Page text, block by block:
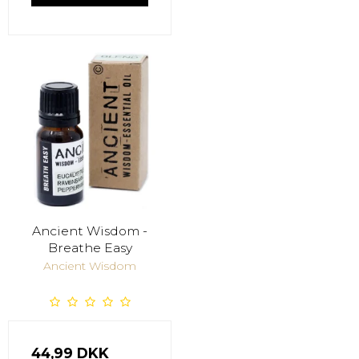
Ancient Wisdom -
Breathe Easy
Ancient Wisdom
44,99 DKK